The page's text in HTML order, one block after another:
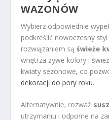
WAZONÓW
Wybierz odpowiednie
podkreślić nowoczesny
rozwiązaniem sąświeże
wnętrza żywe kolory i
kwiaty sezonowe, co
dekoracji do pory roku.
Alternatywnie, rozważ
utrzymaniu i odporne na